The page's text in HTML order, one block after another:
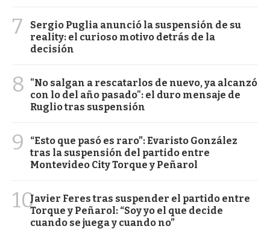
7
Sergio Puglia anunció la suspensión de su
reality: el curioso motivo detrás de la
decisión
8
"No salgan a rescatarlos de nuevo, ya alcanzó
con lo del año pasado": el duro mensaje de
Ruglio tras suspensión
9
“Esto que pasó es raro”: Evaristo González
tras la suspensión del partido entre
Montevideo City Torque y Peñarol
10Javier Feres tras suspender el partido entre
Torque y Peñarol: “Soy yo el que decide
cuando se juega y cuando no”